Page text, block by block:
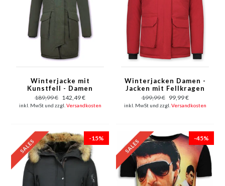
Winterjacke mit
Kunstfell - Damen
Parka - Grün
189,99 € 142,49 €
inkl. MwSt und zzgl. Versandkosten
Winterjacken Damen -
Jacken mit Fellkragen
- Rot
199,99 € 99,99 €
inkl. MwSt und zzgl. Versandkosten
-15% -45%